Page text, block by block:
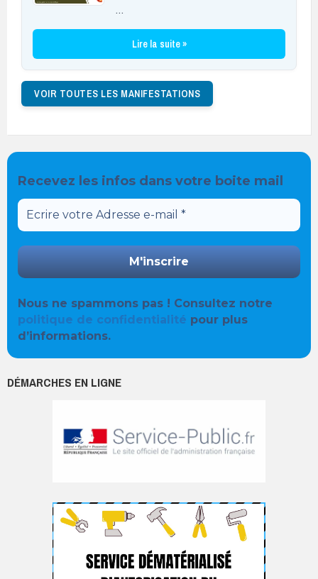
…
Lire la suite »
VOIR TOUTES LES MANIFESTATIONS
Recevez les infos dans votre boite mail
Nous ne spammons pas ! Consultez notre
politique de confidentialité pour plus
d’informations.
DÉMARCHES EN LIGNE